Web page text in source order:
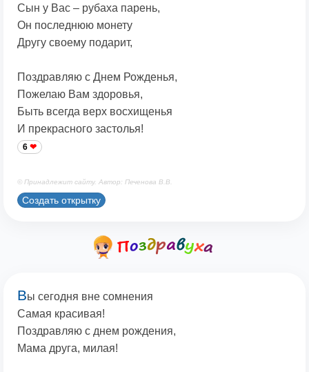
Сын у Вас – рубаха парень,
Он последнюю монету
Другу своему подарит,
Поздравляю с Днем Рожденья,
Пожелаю Вам здоровья,
Быть всегда верх восхищенья
И прекрасного застолья!
6
© Принадлежит сайту. Автор: Печенова В.В.
Создать открытку
Вы сегодня вне сомнения
Самая красивая!
Поздравляю с днем рождения,
Мама друга, милая!